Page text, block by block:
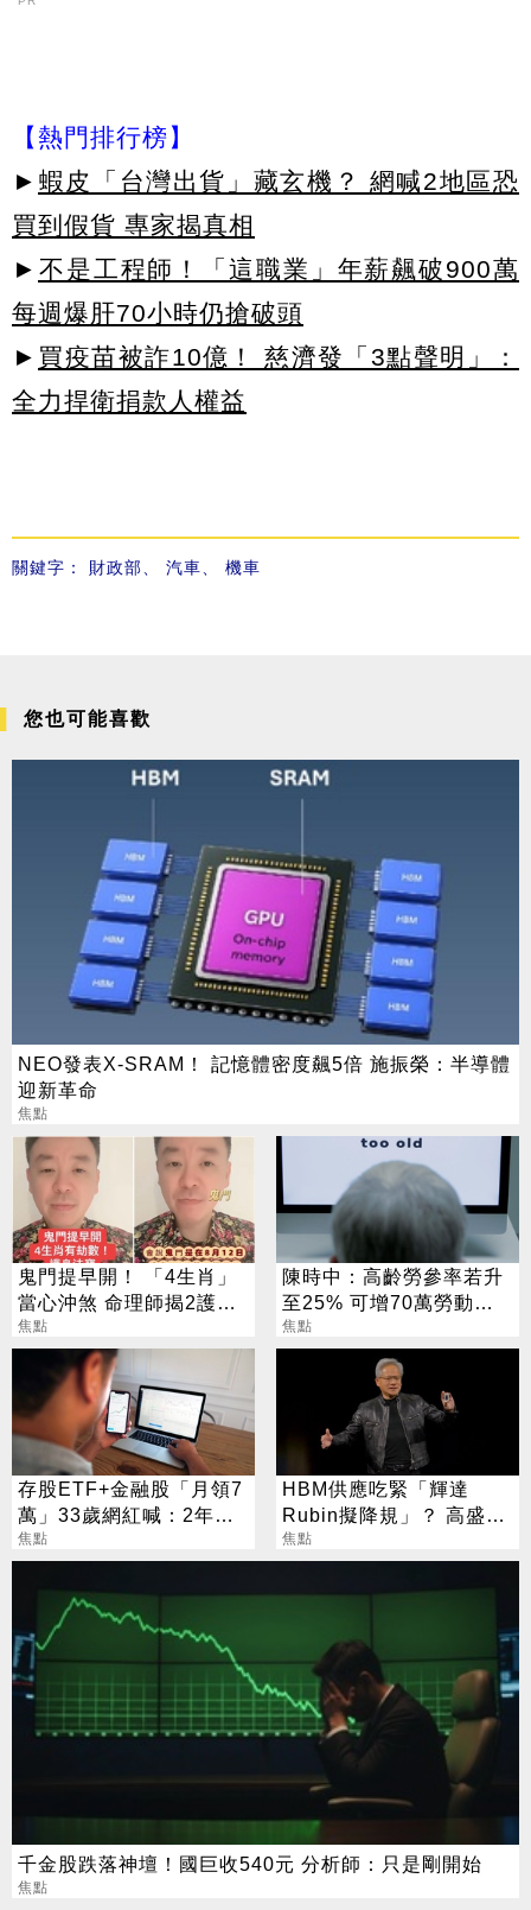
【熱門排行榜】
► 蝦皮「台灣出貨」藏玄機？ 網喊2地區恐
買到假貨 專家揭真相
► 不是工程師！「這職業」年薪飆破900萬
每週爆肝70小時仍搶破頭
► 買疫苗被詐10億！ 慈濟發「3點聲明」：
全力捍衛捐款人權益
關鍵字： 財政部、 汽車、 機車
您也可能喜歡
NEO發表X-SRAM！ 記憶體密度飆5倍 施振榮：半導體
迎新革命
焦點
鬼門提早開！ 「4生肖」
當心沖煞 命理師揭2護身
法寶
焦點
陳時中：高齡勞參率若升
至25% 可增70萬勞動人
口
焦點
存股ETF+金融股「月領7
萬」33歲網紅喊：2年內
要退休
焦點
HBM供應吃緊「輝達
Rubin擬降規」？ 高盛反
讚記憶體：牛市才開始
焦點
千金股跌落神壇！國巨收540元 分析師：只是剛開始
焦點